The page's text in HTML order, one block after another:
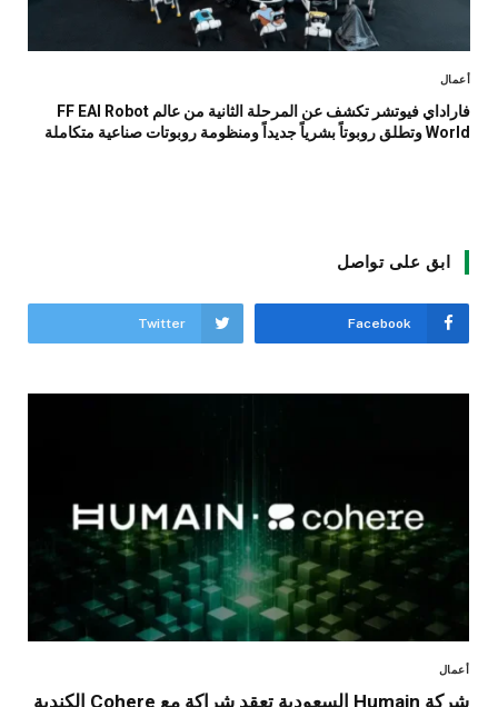
أعمال
فاراداي فيوتشر تكشف عن المرحلة الثانية من عالم FF EAI Robot
World وتطلق روبوتاً بشرياً جديداً ومنظومة روبوتات صناعية متكاملة
ابق على تواصل
Facebook
Twitter
أعمال
شركة Humain السعودية تعقد شراكة مع Cohere الكندية